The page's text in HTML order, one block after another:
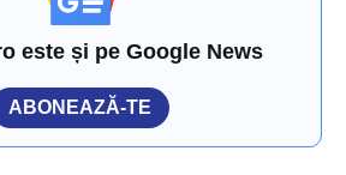
este și pe Google News
ABONEAZĂ-TE